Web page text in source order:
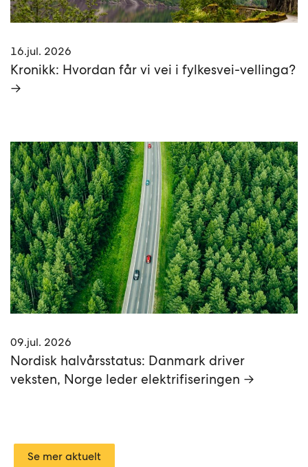
16.jul. 2026
Kronikk: Hvordan får vi vei i fylkesvei-vellinga?
→
09.jul. 2026
Nordisk halvårsstatus: Danmark driver
veksten, Norge leder elektrifiseringen →
Se mer aktuelt